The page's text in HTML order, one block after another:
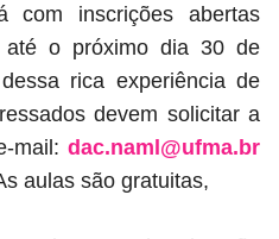
com inscrições abertas
até o próximo dia 30 de
rica experiência de
devem solicitar a
mail: dac.naml@ufma.br
aulas são gratuitas,